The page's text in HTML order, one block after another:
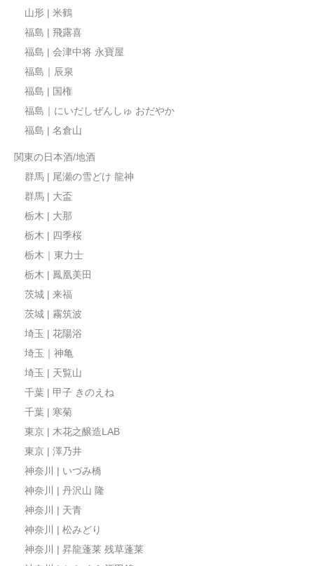
山形 | 米鶴
福島 | 飛露喜
福島 | 会津中将 永寶屋
福島｜辰泉
福島 | 国権
福島｜にいだしぜんしゅ おだやか
福島 | 名倉山
関東の日本酒/地酒
群馬 | 尾瀬の雪どけ 龍神
群馬 | 大盃
栃木 | 大那
栃木 | 四季桜
栃木｜東力士
栃木 | 鳳凰美田
茨城 | 来福
茨城 | 霧筑波
埼玉 | 花陽浴
埼玉｜神亀
埼玉 | 天覧山
千葉 | 甲子 きのえね
千葉 | 寒菊
東京 | 木花之醸造LAB
東京 | 澤乃井
神奈川 | いづみ橋
神奈川 | 丹沢山 隆
神奈川 | 天青
神奈川 | 松みどり
神奈川 | 昇龍蓬莱 残草蓬莱